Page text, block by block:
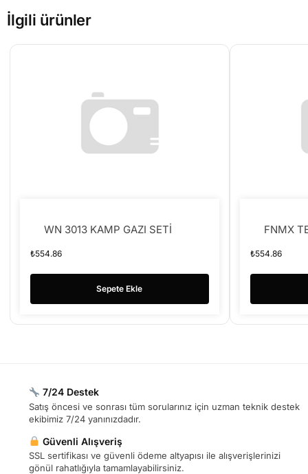
İlgili ürünler
WN 3013 KAMP GAZI SETİ
₺554.86
Sepete Ekle
FNMX
₺554.86
7/24 Destek
Satış öncesi ve sonrası tüm sorularınız için uzman teknik destek
ekibimiz 7/24 yanınızdadır.
Güvenli Alışveriş
SSL sertifikası ve güvenli ödeme altyapısı ile alışverişlerinizi
gönül rahatlığıyla tamamlayabilirsiniz.